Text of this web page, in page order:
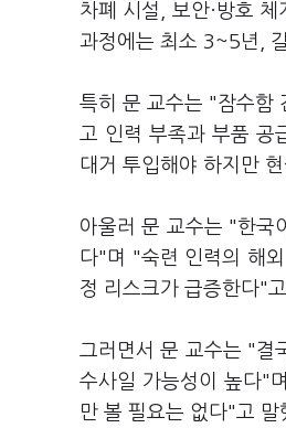
차폐 시설, 보안·방호
과정에는 최소 3~5년,
특히 문 교수는 "잠수함
고 인력 부족과 부품 공
대거 투입해야 하지만
아울러 문 교수는 "한국
다"며 "숙련 인력의 해
정 리스크가 급증한다"
그러면서 문 교수는 "결
수사일 가능성이 높다"
만 볼 필요는 없다"고 말